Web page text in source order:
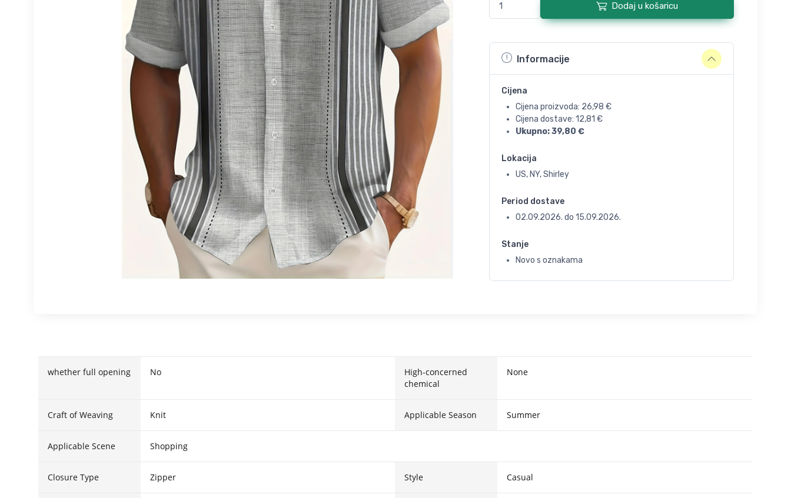
Dodaj u košaricu
Informacije
Cijena
Cijena proizvoda: 26,98 €
Cijena dostave: 12,81 €
Ukupno:39,80 €
Lokacija
US, NY, Shirley
Period dostave
02.09.2026. do 15.09.2026.
Stanje
Novo s oznakama